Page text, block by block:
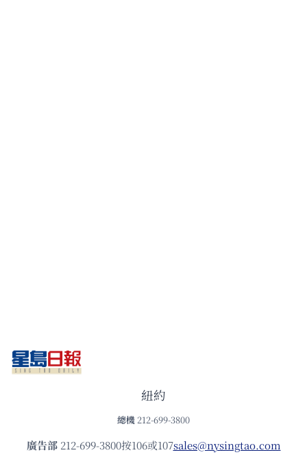
紐約
總機 212-699-3800
廣告部212-699-3800按106或107sales@nysingtao.com